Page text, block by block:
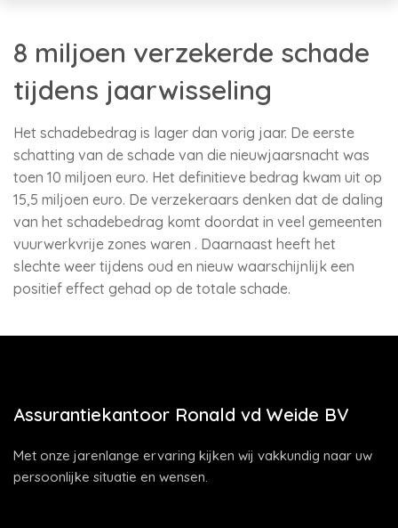
8 miljoen verzekerde schade
tijdens jaarwisseling
Het schadebedrag is lager dan vorig jaar. De eerste
schatting van de schade van die nieuwjaarsnacht was
toen 10 miljoen euro. Het definitieve bedrag kwam uit op
15,5 miljoen euro. De verzekeraars denken dat de daling
van het schadebedrag komt doordat in veel gemeenten
vuurwerkvrije zones waren . Daarnaast heeft het
slechte weer tijdens oud en nieuw waarschijnlijk een
positief effect gehad op de totale schade.
Assurantiekantoor Ronald vd Weide BV
Met onze jarenlange ervaring kijken wij vakkundig naar uw
persoonlijke situatie en wensen.